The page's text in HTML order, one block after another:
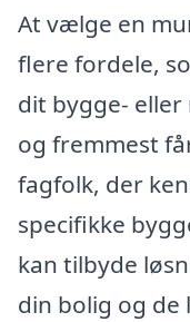
At vælge en
flere fordele,
dit bygge-
og fremmest
fagfolk, der
specifikke
kan tilbyde
din bolig og de